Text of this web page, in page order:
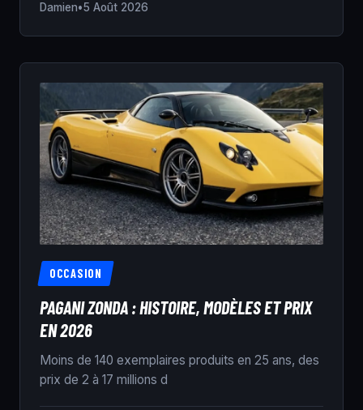
Damien•5 Août 2026
OCCASION
PAGANI ZONDA : HISTOIRE, MODÈLES ET PRIX
EN 2026
Moins de 140 exemplaires produits en 25 ans, des
prix de 2 à 17 millions d